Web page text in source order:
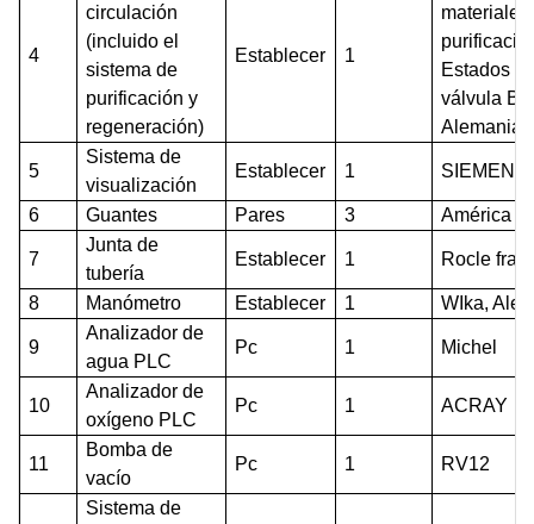
4
circulación
(incluido el
sistema de
purificación y
regeneración)
Establecer 1
materiales
Estados
válvula
Alemania
5
Sistema de
visualización
Establecer 1 SIEMENS
6 Guantes Pares 3 América
7
Junta de
tubería
Establecer 1 Rocle
8 Manómetro Establecer 1 WIka,
9
Analizador de
agua PLC
Pc 1 Michel
10
Analizador de
oxígeno PLC
Pc 1 ACRAY
11
Bomba de
vacío
Pc 1 RV12
Sistema de